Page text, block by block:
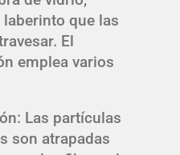
que las
El
emplea varios
Las partículas
son atrapadas